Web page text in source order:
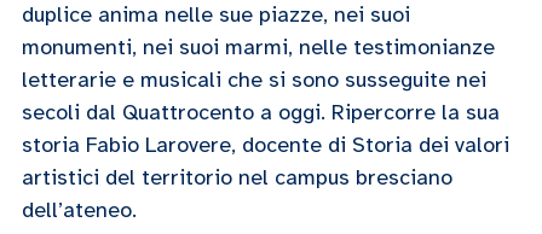
duplice anima nelle sue piazze, nei suoi
monumenti, nei suoi marmi, nelle testimonianze
letterarie e musicali che si sono susseguite nei
secoli dal Quattrocento a oggi. Ripercorre la sua
storia Fabio Larovere, docente di Storia dei valori
artistici del territorio nel campus bresciano
dell’ateneo.